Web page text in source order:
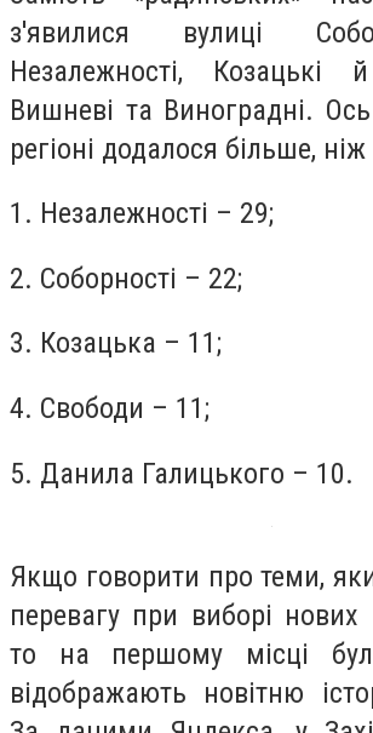
з'явилися вулиці
Незалежності, Козацькі
Вишневі та Виноградні.
регіоні додалося більше,
1. Незалежності – 29;
2. Соборності – 22;
3. Козацька – 11;
4. Свободи – 11;
5. Данила Галицького – 10.
Якщо говорити про теми,
перевагу при виборі нових
то на першому місці
відображають новітню